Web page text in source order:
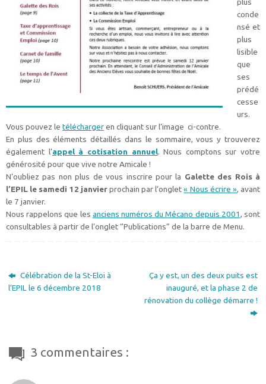
conde
nsé et
plus
lisible
que
ses
prédé
cesse
urs.
Vous pouvez le téléchargeren cliquant sur l’image ci-contre.
En plus des éléments détaillés dans le sommaire, vous y trouverez
également l’appel à cotisation annuel. Nous comptons sur votre
générosité pour que vive notre Amicale !
N’oubliez pas non plus de vous inscrire pour la Galette des Rois à
l’EPIL le samedi 12 janvierprochain par l’onglet« Nous écrire », avant
le 7 janvier.
Nous rappelons que les anciens numéros du Mécano depuis 2001, sont
consultables à partir de l’onglet “Publications” de la barre de Menu.
Célébration de la St-Eloi à
l’EPIL le 6 décembre 2018
Ça y est, un des deux puits est
inauguré, et la phase 2 de
rénovation du collège démarre !
3 commentaires :